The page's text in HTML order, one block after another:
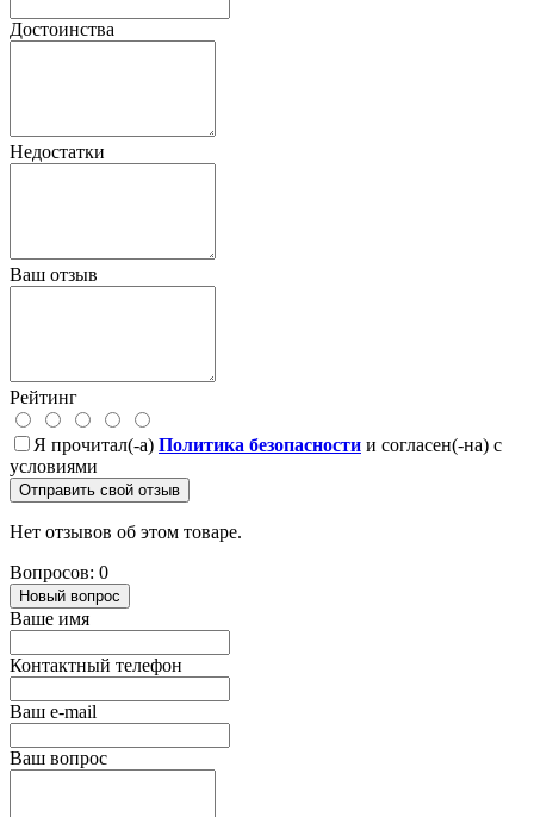
Достоинства
Недостатки
Ваш отзыв
Рейтинг
Я прочитал(-а) Политика безопасности и согласен(-на) с
условиями
Отправить свой отзыв
Нет отзывов об этом товаре.
Вопросов: 0
Новый вопрос
Ваше имя
Контактный телефон
Ваш e-mail
Ваш вопрос